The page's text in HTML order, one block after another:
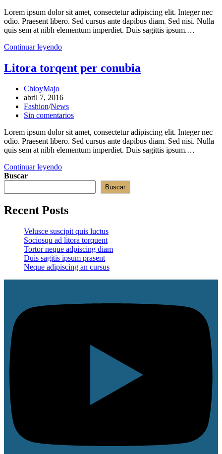
entrada:
la
entrada:
Lorem ipsum dolor sit amet, consectetur adipiscing elit. Integer nec
odio. Praesent libero. Sed cursus ante dapibus diam. Sed nisi. Nulla
quis sem at nibh elementum imperdiet. Duis sagittis ipsum.…
Continuar leyendoDuis
ipsum
prasent
Litora torqent per conubia
Autor
de
la
entrada:
ChioyMajo
Publicación
de
la
abril 7, 2016
Categoría
de
entrada:
Fashion/News
Comentarios
la
entrada:
Sin comentarios
Lorem ipsum dolor sit amet, consectetur adipiscing elit. Integer nec
odio. Praesent libero. Sed cursus ante dapibus diam. Sed nisi. Nulla
quis sem at nibh elementum imperdiet. Duis sagittis ipsum.…
Continuar leyendoLitora
conubia
Buscar
Buscar
Recent Posts
Velusce suscipit quis luctus
Sociosqu ad litora torquent
Tortor neque adpiscing diam
Duis sagitis ipsum prasent
Neque adipiscing an cursus